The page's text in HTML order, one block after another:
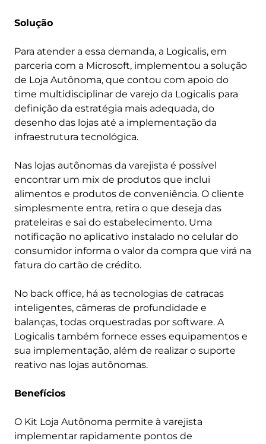
Solução
Para atender a essa demanda, a Logicalis, em
parceria com a Microsoft, implementou a solução
de Loja Autônoma, que contou com apoio do
time multidisciplinar de varejo da Logicalis para
definição da estratégia mais adequada, do
desenho das lojas até a implementação da
infraestrutura tecnológica.
Nas lojas autônomas da varejista é possível
encontrar um mix de produtos que inclui
alimentos e produtos de conveniência. O cliente
simplesmente entra, retira o que deseja das
prateleiras e sai do estabelecimento. Uma
notificação no aplicativo instalado no celular do
consumidor informa o valor da compra que virá na
fatura do cartão de crédito.
No back office, há as tecnologias de catracas
inteligentes, câmeras de profundidade e
balanças, todas orquestradas por software. A
Logicalis também fornece esses equipamentos e
sua implementação, além de realizar o suporte
reativo nas lojas autônomas.
Benefícios
O Kit Loja Autônoma permite à varejista
implementar rapidamente pontos de